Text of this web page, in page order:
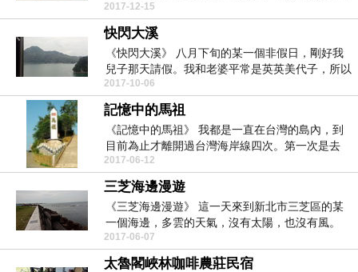
秋...
2017-12-15
快閃大溪
《快閃大溪》 八月下旬的某一個非假日，剛好我
兒子那天請假。我和老婆平常是英英美代子，所以
就想...
2017-10-06
記憶中的馬祖
《記憶中的馬祖》 我都是一直在台灣的島內，到
目前為止才離開過台灣海岸線四次。第一次是去
美...
2017-06-12
三芝海邊漫遊
《三芝海邊漫遊》 這一天來到新北市三芝區的某
一個海邊，多雲的天氣，沒有太陽，也沒有風。
聽同事說，...
2017-06-07
太魯閣峽林咖啡農莊民宿